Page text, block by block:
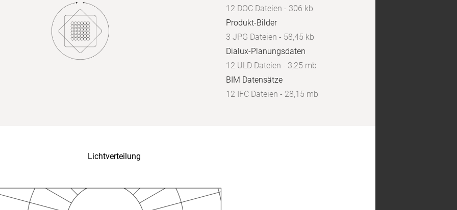
12 DOC Dateien - 306 kb
Produkt-Bilder
3 JPG Dateien - 58,45 kb
Dialux-Planungsdaten
12 ULD Dateien - 3,25 mb
BIM Datensätze
12 IFC Dateien - 28,15 mb
Lichtverteilung